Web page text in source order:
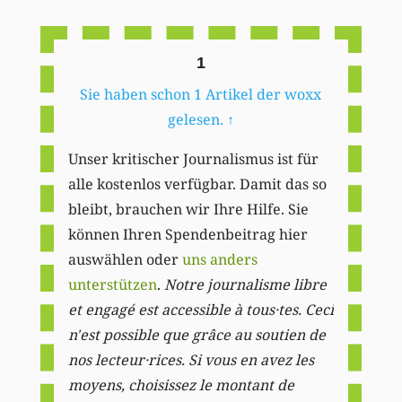
1
Sie haben schon 1 Artikel der woxx
gelesen. ↑
Unser kritischer Journalismus ist für
alle kostenlos verfügbar. Damit das so
bleibt, brauchen wir Ihre Hilfe. Sie
können Ihren Spendenbeitrag hier
auswählen oderuns anders
unterstützen. Notre journalisme libre
et engagé est accessible à tous·tes. Ceci
n'est possible que grâce au soutien de
nos lecteur·rices. Si vous en avez les
moyens, choisissez le montant de